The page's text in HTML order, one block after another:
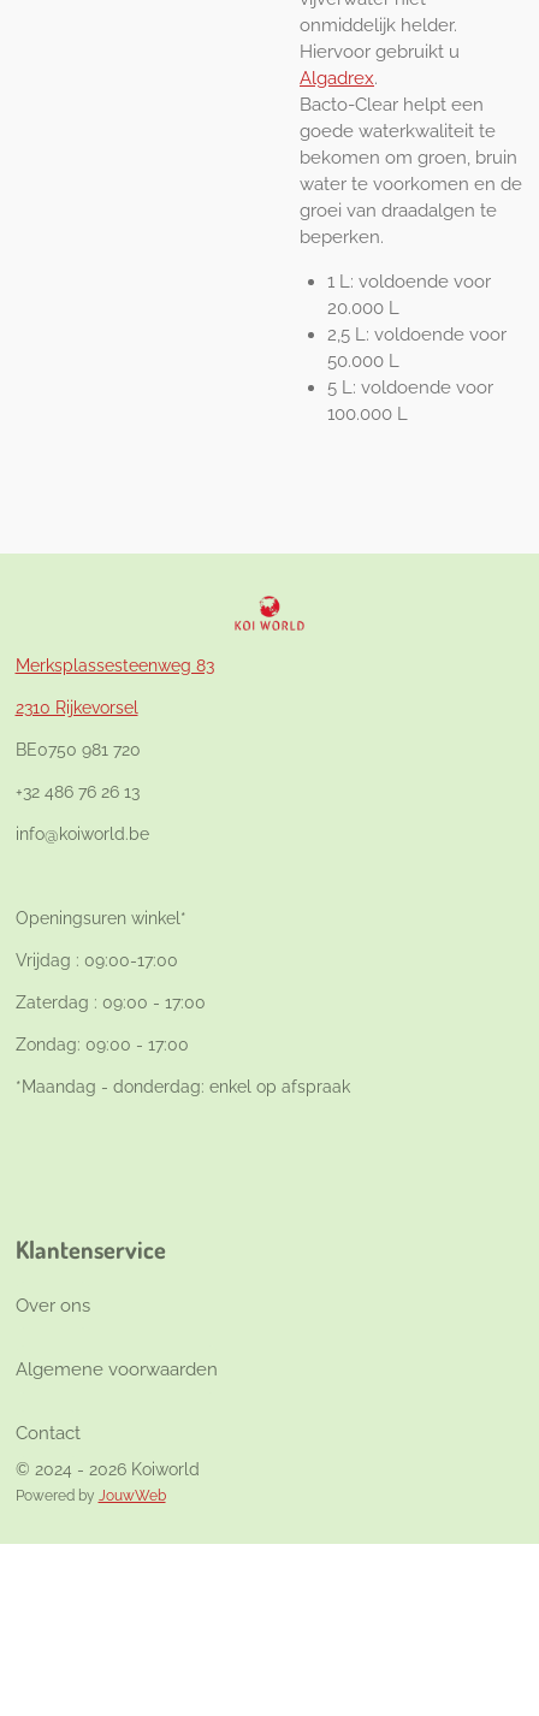
onmiddelijk helder.
Hiervoor gebruikt u
Algadrex.
Bacto-Clear helpt een
goede waterkwaliteit te
bekomen om groen, bruin
water te voorkomen en de
groei van draadalgen te
beperken.
1 L: voldoende voor
20.000 L
2,5 L: voldoende voor
50.000 L
5 L: voldoende voor
100.000 L
Merksplassesteenweg 83
2310 Rijkevorsel
BE0750 981 720
+32 486 76 26 13
info@koiworld.be
Openingsuren winkel*
Vrijdag : 09:00-17:00
Zaterdag : 09:00 - 17:00
Zondag: 09:00 - 17:00
*Maandag - donderdag: enkel op afspraak
Klantenservice
Over ons
Algemene voorwaarden
Contact
© 2024 - 2026 Koiworld
Powered by JouwWeb